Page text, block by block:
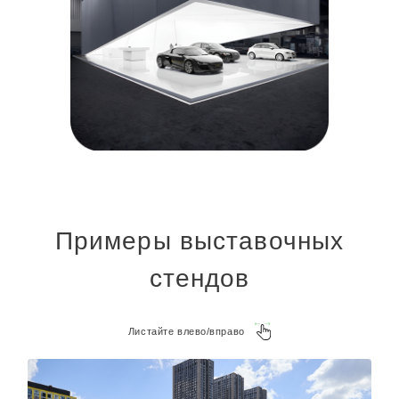
Примеры выставочных
стендов
Листайте влево/вправо